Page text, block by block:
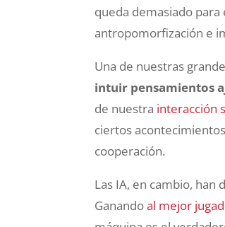
queda demasiado para
antropomorfización e
Una de nuestras
intuir pensamientos
de nuestra interacción
ciertos
cooperación.
Las IA, en cambio,
Ganandoal mejor